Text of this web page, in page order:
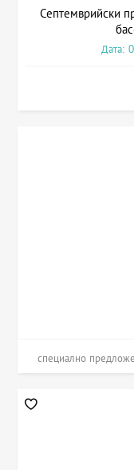
Септемврийски
Дата:
специално